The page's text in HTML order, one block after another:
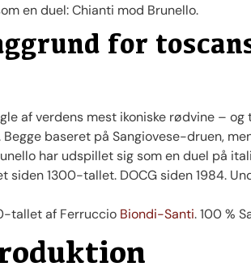
en duel: Chianti mod Brunello.
for
af verdens mest ikoniske rødvine – og
Begge baseret på Sangiovese-druen,
har udspillet sig som en duel på
siden 1300-tallet. DOCG siden 1984.
tallet af Ferruccio Biondi-Santi. 100 %